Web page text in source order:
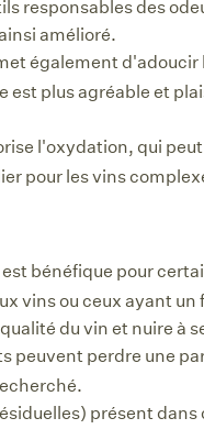
responsables des
amélioré.
également
plus agréable et
l'oxydation, qui
pour les vins
est bénéfique pour
vins ou ceux ayant
du vin et nuire à
peuvent perdre une
présent